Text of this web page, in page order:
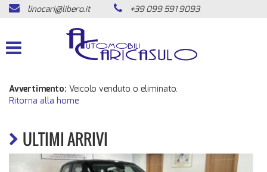
HOME
LISTA VEICOLI
ACQUISTIAMO USATO
CONTATTI
linocari@libero.it +39 099 591 9093
Avvertimento: Veicolo venduto o eliminato.
Ritorna alla home
ULTIMI ARRIVI